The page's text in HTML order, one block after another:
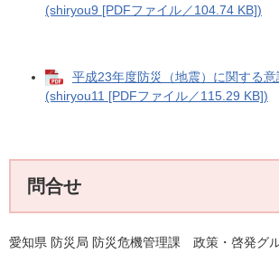
(shiryou9 [PDFファイル／104.74 KB])
平成23年度防災（地震）に関する
(shiryou11 [PDFファイル／115.29 KB])
問合せ
愛知県 防災局 防災危機管理課 政策・啓発グ